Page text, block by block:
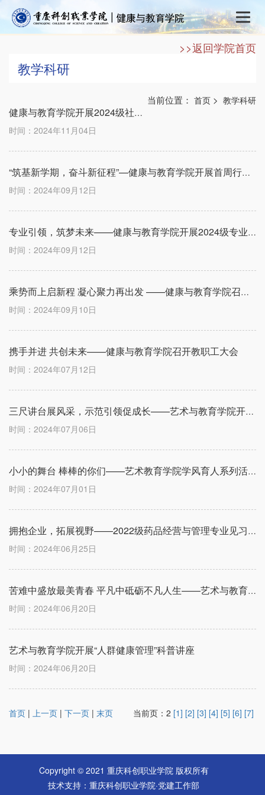
>>返回学院首页
教学科研
当前位置： 首页 > 教学科研
健康与教育学院开展2024级社会体育专业技能复测工作
时间：2024年11月04日
“筑基新学期，奋斗新征程”—健康与教育学院开展首周行课教学检查
时间：2024年09月12日
专业引领，筑梦未来——健康与教育学院开展2024级专业介绍会
时间：2024年09月12日
乘势而上启新程 凝心聚力再出发 ——健康与教育学院召开2024年教师节表彰暨全院教职工大会
时间：2024年09月10日
携手并进 共创未来——健康与教育学院召开教职工大会
时间：2024年07月12日
三尺讲台展风采，示范引领促成长——艺术与教育学院开展教学示范公开课
时间：2024年07月06日
小小的舞台 棒棒的你们——艺术教育学院学风育人系列活动之“勤练技能”2022级学前教育专业教学成果展示
时间：2024年07月01日
拥抱企业，拓展视野——2022级药品经营与管理专业见习活动
时间：2024年06月25日
苦难中盛放最美青春 平凡中砥砺不凡人生——艺术与教育学院学风育人系列活动之浅谈《平凡的世界》知识专题讲座
时间：2024年06月20日
艺术与教育学院开展“人群健康管理”科普讲座
时间：2024年06月20日
首页 | 上一页 | 下一页 | 末页 当前页：2 [1] [2] [3] [4] [5] [6] [7]
Copyright © 2021 重庆科创职业学院 版权所有
技术支持：重庆科创职业学院·党建工作部